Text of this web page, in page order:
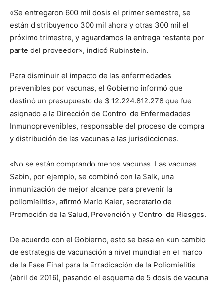
«Se entregaron 600 mil dosis el primer semestre, se
están distribuyendo 300 mil ahora y otras 300 mil el
próximo trimestre, y aguardamos la entrega restante por
parte del proveedor», indicó Rubinstein.
Para disminuir el impacto de las enfermedades
prevenibles por vacunas, el Gobierno informó que
destinó un presupuesto de $ 12.224.812.278 que fue
asignado a la Dirección de Control de Enfermedades
Inmunoprevenibles, responsable del proceso de compra
y distribución de las vacunas a las jurisdicciones.
«No se están comprando menos vacunas. Las vacunas
Sabin, por ejemplo, se combinó con la Salk, una
inmunización de mejor alcance para prevenir la
poliomielitis», afirmó Mario Kaler, secretario de
Promoción de la Salud, Prevención y Control de Riesgos.
De acuerdo con el Gobierno, esto se basa en «un cambio
de estrategia de vacunación a nivel mundial en el marco
de la Fase Final para la Erradicación de la Poliomielitis
(abril de 2016), pasando el esquema de 5 dosis de vacuna